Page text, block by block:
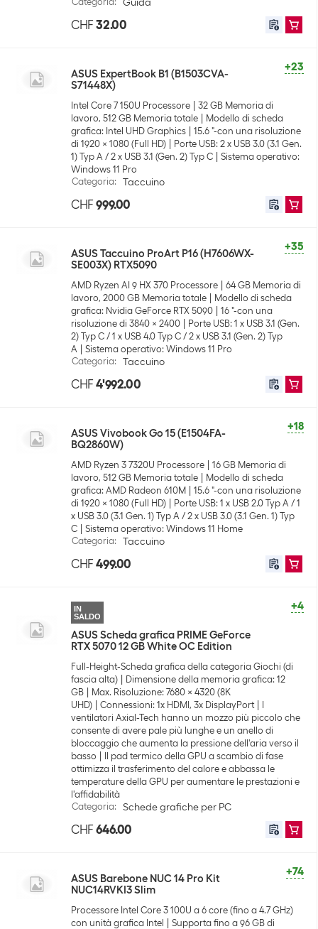
CHF 32.00
+23
ASUS ExpertBook B1 (B1503CVA-
S71448X)
Intel Core 7 150U Processore
32 GB Memoria di
lavoro, 512 GB Memoria totale
Modello di scheda
grafica: Intel UHD Graphics
15.6 "-con una risoluzione
di 1920 x 1080 (Full HD)
Porte USB: 2 x USB 3.0 (3.1 Gen.
1) Typ A / 2 x USB 3.1 (Gen. 2) Typ C
Sistema operativo:
Windows 11 Pro
Categoria: Taccuino
CHF 999.00
+35
ASUS Taccuino ProArt P16 (H7606WX-
SE003X) RTX5090
AMD Ryzen AI 9 HX 370 Processore
64 GB Memoria di
lavoro, 2000 GB Memoria totale
Modello di scheda
grafica: Nvidia GeForce RTX 5090
16 "-con una
risoluzione di 3840 x 2400
Porte USB: 1 x USB 3.1 (Gen.
2) Typ C / 1 x USB 4.0 Typ C / 2 x USB 3.1 (Gen. 2) Typ
A
Sistema operativo: Windows 11 Pro
Categoria: Taccuino
CHF 4'992.00
+18
ASUS Vivobook Go 15 (E1504FA-
BQ2860W)
AMD Ryzen 3 7320U Processore
16 GB Memoria di
lavoro, 512 GB Memoria totale
Modello di scheda
grafica: AMD Radeon 610M
15.6 "-con una risoluzione
di 1920 x 1080 (Full HD)
Porte USB: 1 x USB 2.0 Typ A / 1
x USB 3.0 (3.1 Gen. 1) Typ A / 2 x USB 3.0 (3.1 Gen. 1) Typ
C
Sistema operativo: Windows 11 Home
Categoria: Taccuino
CHF 499.00
+4
IN
SALDO
ASUS Scheda grafica PRIME GeForce
RTX 5070 12 GB White OC Edition
Full-Height-Scheda grafica della categoria Giochi (di
fascia alta)
Dimensione della memoria grafica: 12
GB
Max. Risoluzione: 7680 x 4320 (8K
UHD)
Connessioni: 1x HDMI, 3x DisplayPort
ventilatori Axial-Tech hanno un mozzo più piccolo che
consente di avere pale più lunghe e un anello di
bloccaggio che aumenta la pressione dell'aria verso il
basso
Il pad termico della GPU a scambio di fase
ottimizza il trasferimento del calore e abbassa le
temperature della GPU per aumentare le prestazioni e
l'affidabilità
Categoria: Schede grafiche per PC
CHF 646.00
+74
ASUS Barebone NUC 14 Pro Kit
NUC14RVKI3 Slim
Processore Intel Core 3 100U a 6 core (fino a 4.7 GHz)
con unità grafica Intel
Supporta fino a 96 GB di